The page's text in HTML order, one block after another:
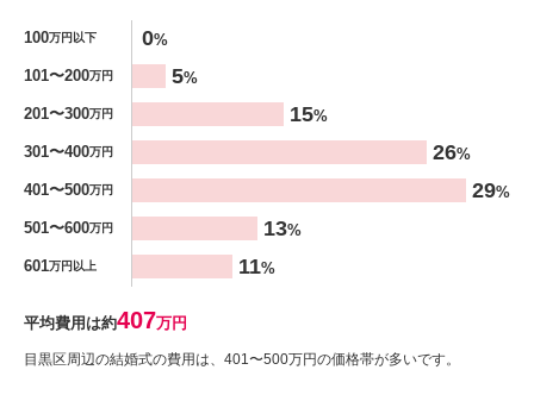
金額
100万円以下 0%
101〜200万円 5%
201〜300万円 15%
301〜400万円 26%
401〜500万円 29%
501〜600万円 13%
601万円以上 11%
平均費用は約407万円
目黒区周辺の結婚式の費用は、401〜500万円の価格帯が多いです。